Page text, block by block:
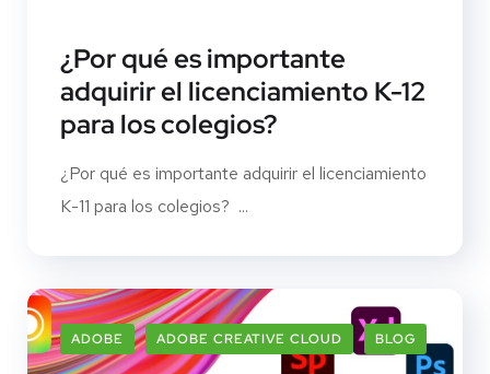
¿Por qué es importante
adquirir el licenciamiento K-12
para los colegios?
¿Por qué es importante adquirir el licenciamiento
K-11 para los colegios? ...
ADOBE ADOBE CREATIVE CLOUD BLOG